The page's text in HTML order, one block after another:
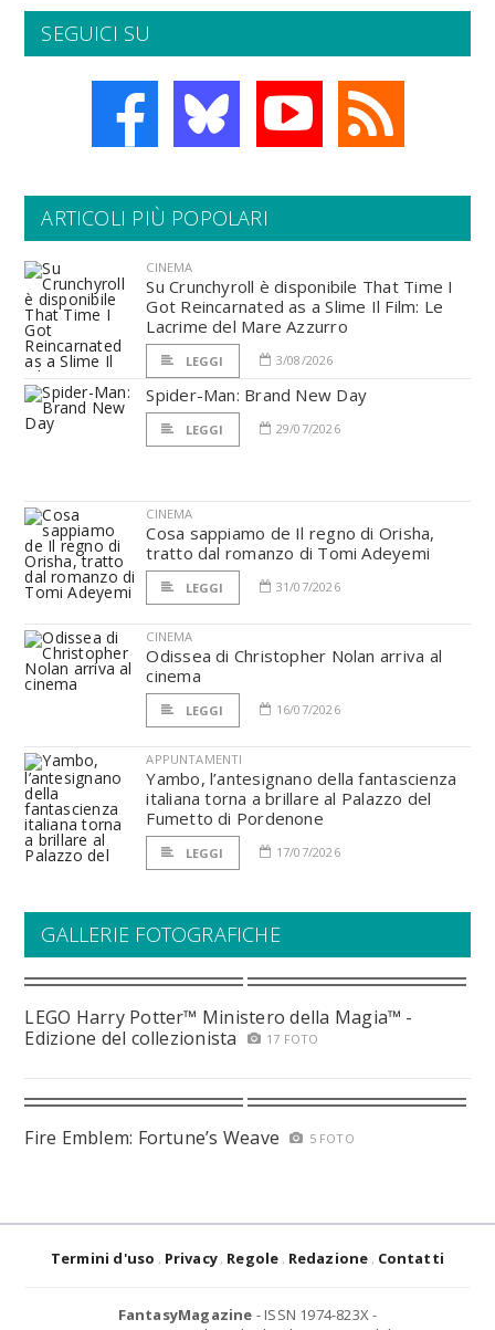
SEGUICI SU
ARTICOLI PIÙ POPOLARI
CINEMA
Su Crunchyroll è disponibile That Time I
Got Reincarnated as a Slime Il Film: Le
Lacrime del Mare Azzurro
LEGGI 3/08/2026
Spider-Man: Brand New Day
LEGGI 29/07/2026
CINEMA
Cosa sappiamo de Il regno di Orisha,
tratto dal romanzo di Tomi Adeyemi
LEGGI 31/07/2026
CINEMA
Odissea di Christopher Nolan arriva al
cinema
LEGGI 16/07/2026
APPUNTAMENTI
Yambo, l’antesignano della fantascienza
italiana torna a brillare al Palazzo del
Fumetto di Pordenone
LEGGI 17/07/2026
GALLERIE FOTOGRAFICHE
LEGO Harry Potter™ Ministero della Magia™ -
Edizione del collezionista
17 FOTO
Fire Emblem: Fortune’s Weave 5 FOTO
Termini d'uso Privacy Regole Redazione Contatti
FantasyMagazine - ISSN 1974-823X -